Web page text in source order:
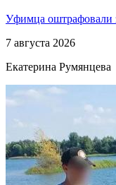
Уфимца оштрафовали
7 августа 2026
Екатерина Румянцева